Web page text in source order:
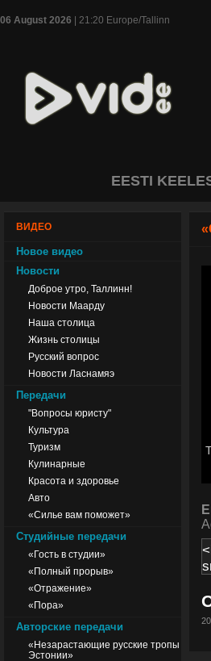
06 August 2026 | 21:20 Europe/Tallinn
EESTI
ВИДЕО
Новое видео
Новости
Доброе утро, Таллинн!
Новости Маарду
Наша столица
Жизнь столицы
Русский вопрос
Новости Ласнамяэ
Передачи
"Вопросы юристу"
Культура
Туризм
Кулинарные
Красота и здоровье
Авто
«Силье вам поможет»
Студийные передачи
«Гость в студии»
«Полный прорыв»
«Отражение»
«Пора»
Авторские передачи
«Незарастающие русские тропы
Эстонии»